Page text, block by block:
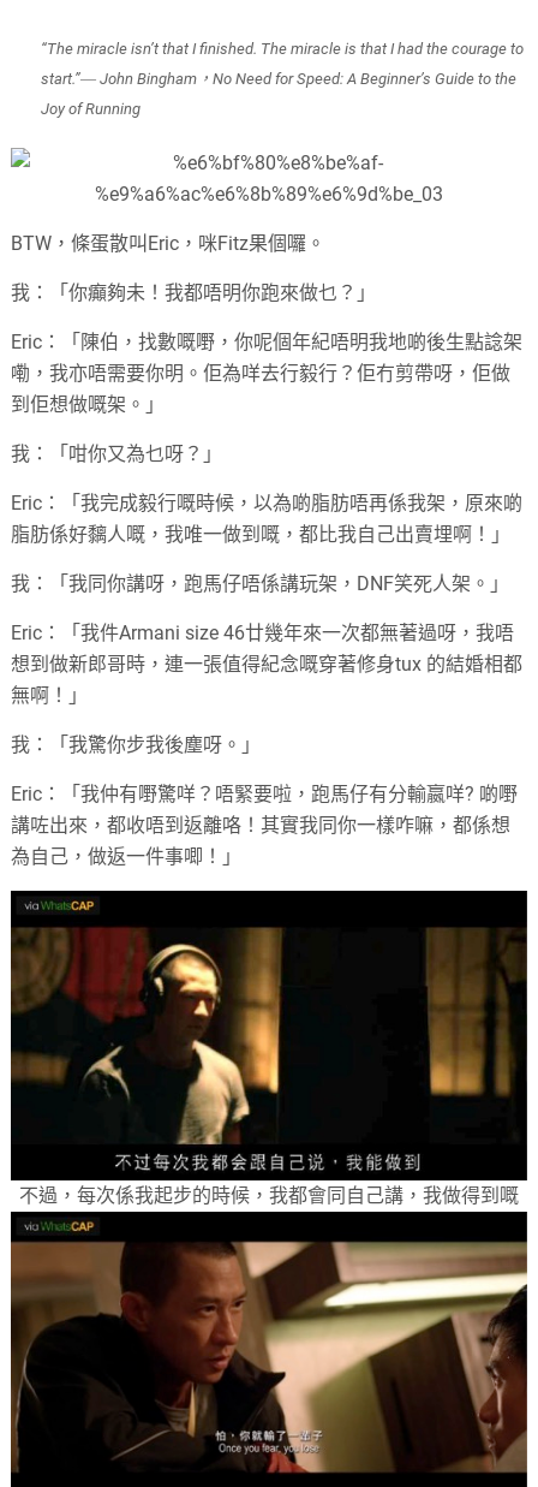
“The miracle isn’t that I finished. The miracle is that I had the courage to
start.”― John Bingham，No Need for Speed: A Beginner’s Guide to the
Joy of Running
BTW，條蛋散叫Eric，咪Fitz果個囉。
我：「你癲夠未！我都唔明你跑來做乜？」
Eric：「陳伯，找數嘅嘢，你呢個年紀唔明我地啲後生點諗架
嘞，我亦唔需要你明。佢為咩去行毅行？佢冇剪帶呀，佢做
到佢想做嘅架。」
我：「咁你又為乜呀？」
Eric：「我完成毅行嘅時候，以為啲脂肪唔再係我架，原來啲
脂肪係好黐人嘅，我唯一做到嘅，都比我自己出賣埋啊！」
我：「我同你講呀，跑馬仔唔係講玩架，DNF笑死人架。」
Eric：「我件Armani size 46廿幾年來一次都無著過呀，我唔
想到做新郎哥時，連一張值得紀念嘅穿著修身tux 的結婚相都
無啊！」
我：「我驚你步我後塵呀。」
Eric：「我仲有嘢驚咩？唔緊要啦，跑馬仔有分輸嬴咩? 啲嘢
講咗出來，都收唔到返離咯！其實我同你一樣咋嘛，都係想
為自己，做返一件事唧！」
不過，每次係我起步的時候，我都會同自己講，我做得到嘅